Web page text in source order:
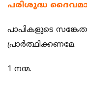
പരിശുദ്ധ
പാപികളുടെ
പ്രാര്‍ത്ഥിക്കണമേ.
1 നന്മ.